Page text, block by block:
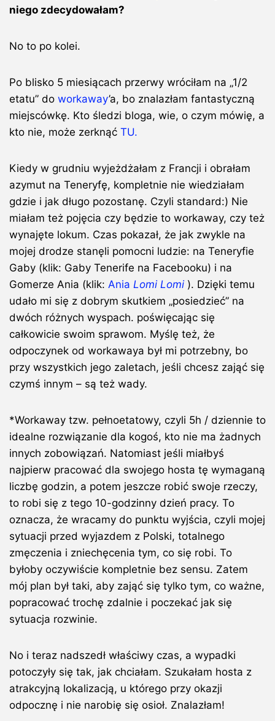
niego zdecydowałam?
No to po kolei.
Po blisko 5 miesiącach przerwy wróciłam na „1/2
etatu” do workaway’a, bo znalazłam fantastyczną
miejscówkę. Kto śledzi bloga, wie, o czym mówię, a
kto nie, może zerknąć TU.
Kiedy w grudniu wyjeżdżałam z Francji i obrałam
azymut na Teneryfę, kompletnie nie wiedziałam
gdzie i jak długo pozostanę. Czyli standard:) Nie
miałam też pojęcia czy będzie to workaway, czy też
wynajęte lokum. Czas pokazał, że jak zwykle na
mojej drodze stanęli pomocni ludzie: na Teneryfie
Gaby (klik: Gaby Tenerife na Facebooku) i na
Gomerze Ania (klik: Ania Lomi Lomi ). Dzięki temu
udało mi się z dobrym skutkiem „posiedzieć” na
dwóch różnych wyspach. poświęcając się
całkowicie swoim sprawom. Myślę też, że
odpoczynek od workawaya był mi potrzebny, bo
przy wszystkich jego zaletach, jeśli chcesz zająć się
czymś innym – są też wady.
*Workaway tzw. pełnoetatowy, czyli 5h / dziennie to
idealne rozwiązanie dla kogoś, kto nie ma żadnych
innych zobowiązań. Natomiast jeśli miałbyś
najpierw pracować dla swojego hosta tę wymaganą
liczbę godzin, a potem jeszcze robić swoje rzeczy,
to robi się z tego 10-godzinny dzień pracy. To
oznacza, że wracamy do punktu wyjścia, czyli mojej
sytuacji przed wyjazdem z Polski, totalnego
zmęczenia i zniechęcenia tym, co się robi. To
byłoby oczywiście kompletnie bez sensu. Zatem
mój plan był taki, aby zająć się tylko tym, co ważne,
popracować trochę zdalnie i poczekać jak się
sytuacja rozwinie.
No i teraz nadszedł właściwy czas, a wypadki
potoczyły się tak, jak chciałam. Szukałam hosta z
atrakcyjną lokalizacją, u którego przy okazji
odpocznę i nie narobię się osioł. Znalazłam!